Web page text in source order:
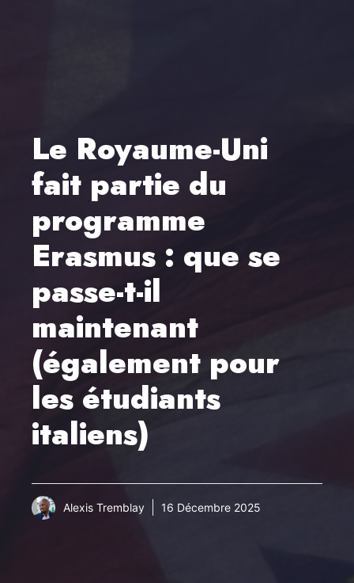
Le Royaume-Uni
fait partie du
programme
Erasmus : que se
passe-t-il
maintenant
(également pour
les étudiants
italiens)
Alexis Tremblay 16 Décembre 2025